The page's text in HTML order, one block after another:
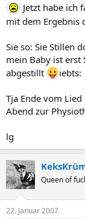
Jetzt habe ich
mit dem Ergebnis
Sie so: Sie Stillen
mein Baby ist erst
abgestillt
iebts:
Tja Ende vom
Abend zur
lg
Queen of
22. Januar 2007